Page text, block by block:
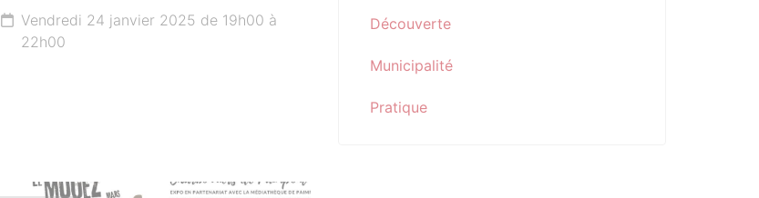
Vendredi 24 janvier 2025 de 19h00 à
22h00
Découverte
Municipalité
Pratique